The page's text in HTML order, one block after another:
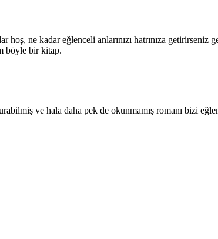
ne kadar eğlenceli anlarınızı hatrınıza getirirseniz
böyle bir kitap.
ve hala daha pek de okunmamış romanı bizi